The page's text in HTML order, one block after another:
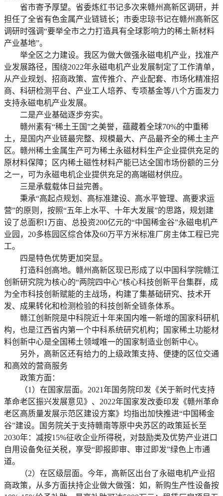
省市寄予厚望。省委炼红书记多次来赣州高新区调研，并
担任了全省有色金属产业链链长；市委忠琼书记在赣州高新区
调研时强调“要举全市之力打造具有全球影响力的稀土新材料
产业基地”。
举全区之力建设。我区为做大做强永磁电机产业，找准产
业发展路径，围绕2022年永磁电机产业发展制定了工作清单，
从产业规划、招商政策、宣传推介、产业配套、市场化精准招
商、科研检测平台、产业工人培养、专项基金等八个方面发力
支持永磁电机产业发展。
二是产业基础逐步夯实。
赣州素有“稀土王国”之美誉，蕴藏着全球70%的中重稀
土，是国内产业链最完整、规模最大、产品最齐全的稀土主产
区。赣州稀土金属生产可为稀土永磁材料生产企业提供充足的
原材料保障；区内稀土磁性材料产能已达全国市场份额的三分
之一，可为永磁电机企业提供充足的高端磁材供应。
三是承载载体日益完善。
秉承“高起点规划、高标准建设、高水平管理、高要求运
营”的原则，按照“五年上水平、十年大发展”的思路，规划建
设了总面积1万亩、总投资200亿元的“中国稀金谷”永磁电机产
业园，20多栋园区综合体及60万平方米标准厂房主体工程已完
工。
四是特色优势更加突显。
打造科创高地。赣州高新区现已形成了以中国科学院赣江
创新研究院为核心的“两院四中心”核心科技创新平台集群，成
为全市科技创新赋能的主战场，构建了集基础研究、技术开
发、成果转化和检测检验的科技创新全链条体系。
赣江创新院是中科院近十年来国内唯一新增的国家科研机
构，也是江西省内第一个中科系统研究机构；国家稀土功能材
料创新中心是全国稀土领域唯一的国家制造业创新中心。
另外，高新区还有给力的上级政策支持、便捷的区位交通
和高效的营商服务
政策方面：
（1）在国家层面。2021年国务院印发《关于新时代支持
革命老区振兴发展意见》、2022年国家发改委印发《赣州革命
老区高质量发展示范区建设方案》均指出加快推进“中国稀金
谷”建设。国务院关于支持赣南等原中央苏区的政策延长至
2030年：减按15%征收企业所得税，对鼓励类及优势产业进口
自用设备免征关税，享受“即报即审、审过即发”绿色上市通
道。
（2）在区级层面。今年，高新区出台了永磁电机产业招
商政策，从多方面扶持企业做大做强：如，新购生产性设备按